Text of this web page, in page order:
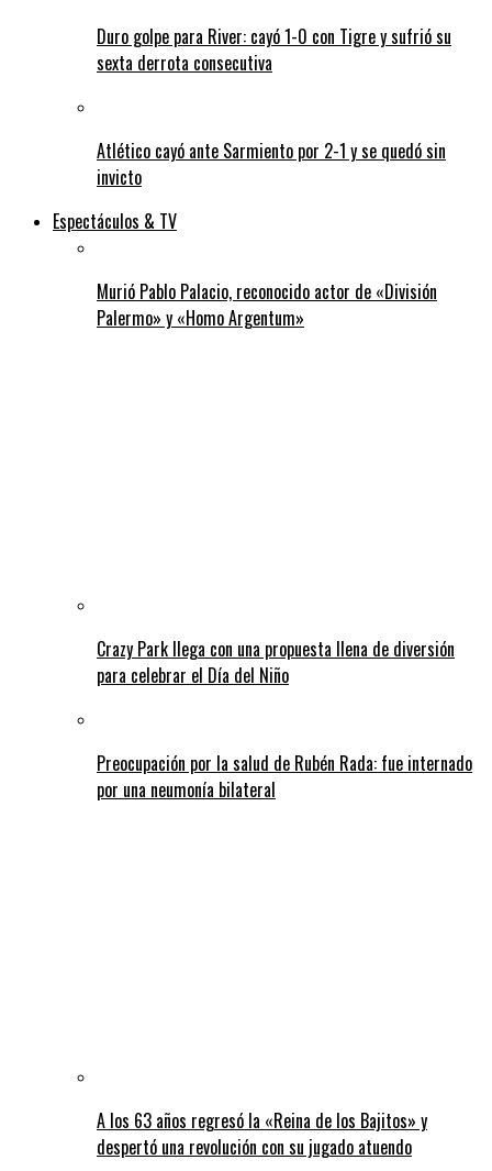
Duro golpe para River: cayó 1-0 con Tigre y sufrió su
sexta derrota consecutiva
Atlético cayó ante Sarmiento por 2-1 y se quedó sin
invicto
Espectáculos & TV
Murió Pablo Palacio, reconocido actor de «División
Palermo» y «Homo Argentum»
Crazy Park llega con una propuesta llena de diversión
para celebrar el Día del Niño
Preocupación por la salud de Rubén Rada: fue internado
por una neumonía bilateral
A los 63 años regresó la «Reina de los Bajitos» y
despertó una revolución con su jugado atuendo